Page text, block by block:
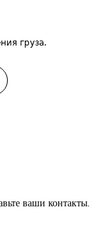
груза.
ваши контакты.